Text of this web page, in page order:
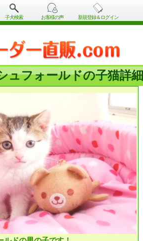
子犬検索 お客様の声 新規登録＆ログイン
ュフォールドの子猫詳細